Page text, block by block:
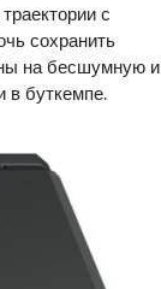
с
сохранить
на бесшумную и
в буткемпе.